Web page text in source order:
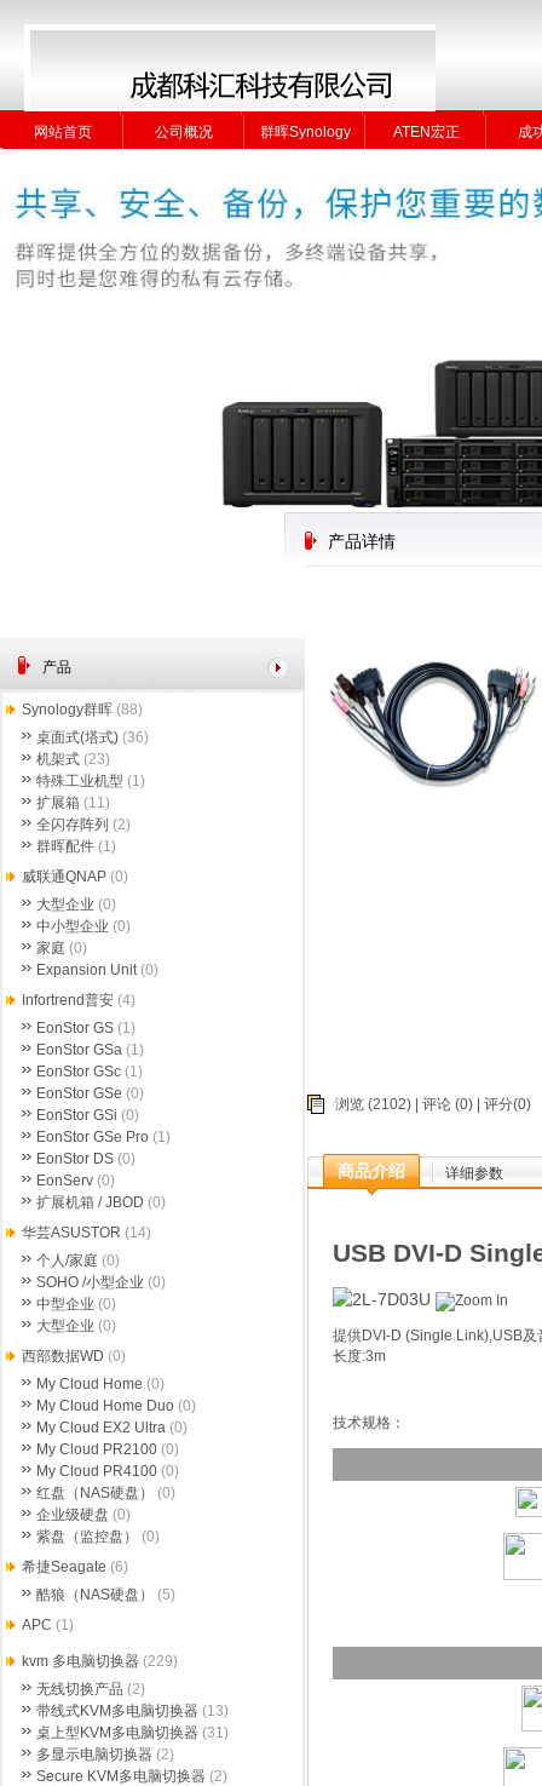
网站首页 公司概况 群晖Synology ATEN宏正 成
网站首页 公司概况 群晖Synology ATEN宏正 成
产品详情
浏览 (2102) | 评论 (0) | 评分(0)
商品介绍 详细参数
USB DVI-D
提供DVI-D (Single Link),USB
长度:3m
技术规格：
产品
Synology群晖 (88)
桌面式(塔式) (36)
机架式 (23)
特殊工业机型 (1)
扩展箱 (11)
全闪存阵列 (2)
群晖配件 (1)
威联通QNAP (0)
大型企业 (0)
中小型企业 (0)
家庭 (0)
Expansion Unit(0)
Infortrend普安 (4)
EonStor GS (1)
EonStor GSa (1)
EonStor GSc (1)
EonStor GSe (0)
EonStor GSi (0)
EonStor GSe Pro (1)
EonStor DS (0)
EonServ (0)
扩展机箱 / JBOD (0)
华芸ASUSTOR (14)
个人/家庭 (0)
SOHO /小型企业 (0)
中型企业 (0)
大型企业 (0)
西部数据WD (0)
My Cloud Home (0)
My Cloud Home Duo (0)
My Cloud EX2 Ultra (0)
My Cloud PR2100 (0)
My Cloud PR4100 (0)
红盘（NAS硬盘）
(0)
企业级硬盘 (0)
紫盘（监控盘）
(0)
希捷Seagate (6)
酷狼（NAS硬盘）
(5)
APC (1)
kvm 多电脑切换器 (229)
无线切换产品 (2)
带线式KVM多电脑切换器 (13)
桌上型KVM多电脑切换器 (31)
多显示电脑切换器 (2)
Secure KVM多电脑切换器 (2)